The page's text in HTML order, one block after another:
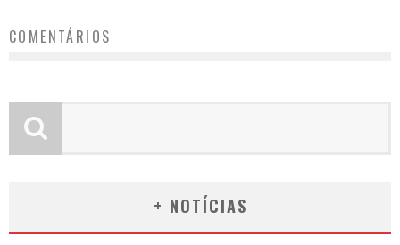
COMENTÁRIOS
+ NOTÍCIAS